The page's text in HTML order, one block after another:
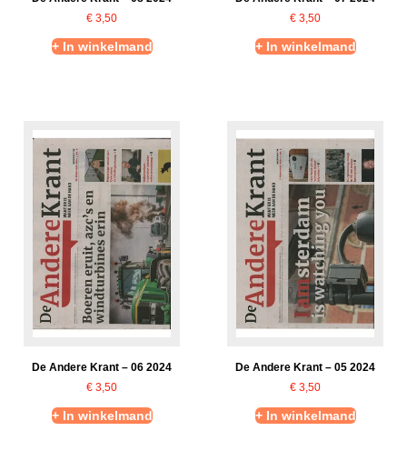
€ 3,50
+ In winkelmand
€ 3,50
+ In winkelmand
De Andere Krant – 06 2024
€ 3,50
+ In winkelmand
De Andere Krant – 05 2024
€ 3,50
+ In winkelmand